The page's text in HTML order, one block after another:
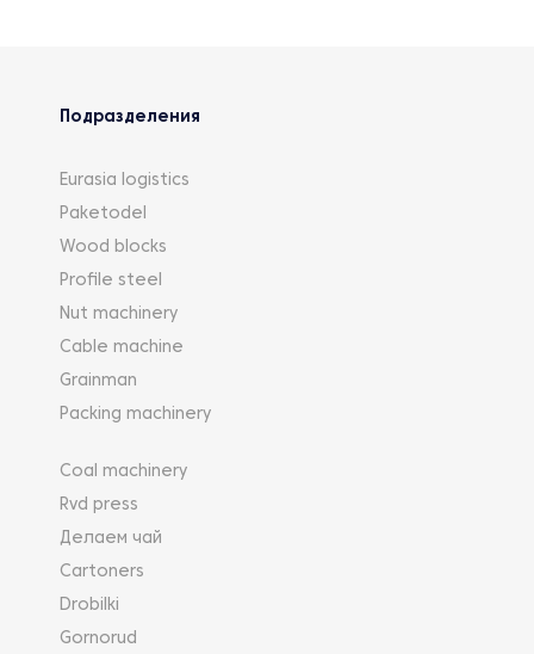
Подразделения
Eurasia logistics
Paketodel
Wood blocks
Profile steel
Nut machinery
Cable machine
Grainman
Packing machinery
Coal machinery
Rvd press
Делаем чай
Cartoners
Drobilki
Gornorud